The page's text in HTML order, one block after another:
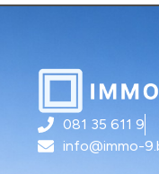
081 35 611 9
info@immo-